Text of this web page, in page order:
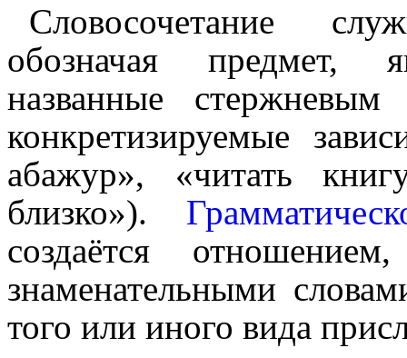
Словосочетание
обозначая предмет,
названные
конкретизируемые
абажур», «читать
близко»).
создаётся
знаменательными
того или иного вида